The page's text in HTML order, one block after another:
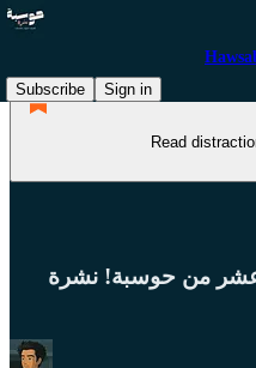
Subscribe
Sign in
Read
عشر من حوسبة! نشرة